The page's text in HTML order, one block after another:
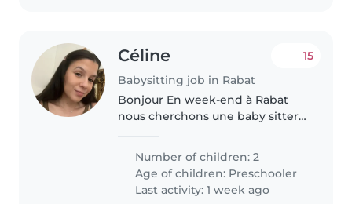
Céline
Babysitting job in Rabat
15
Bonjour En week-end à Rabat
nous cherchons une baby sitter
Number of children: 2
Age of children: Preschooler
Last activity: 1 week ago